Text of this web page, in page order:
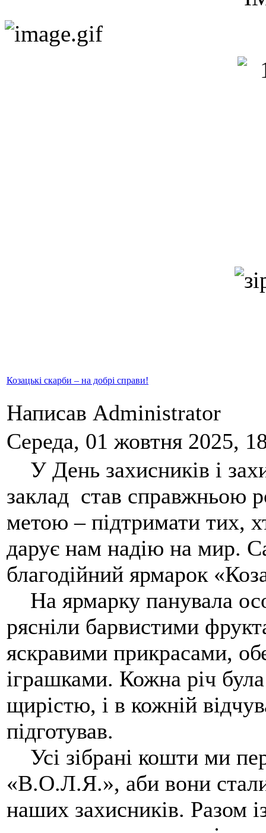
Козацькі скарби – на добрі справи!
Написав Administrator
Середа, 01 жовтня 2025,
У День захисників і
заклад став справжньою
метою – підтримати тих,
дарує нам надію на мир.
благодійний ярмарок
На ярмарку панувала
рясніли барвистими
яскравими прикрасами,
іграшками. Кожна річ
щирістю, і в кожній
підготував.
Усі зібрані кошти ми
«В.О.Л.Я.», аби вони
наших захисників. Разом